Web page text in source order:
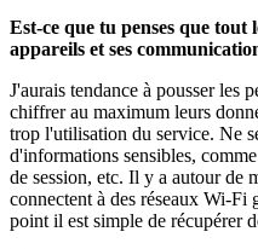
Est-ce que tu penses que
appareils et ses
J'aurais tendance à pousser les
chiffrer au maximum leurs
trop l'utilisation du service. Ne
d'informations sensibles,
de session, etc. Il y a autour de
connectent à des réseaux Wi-Fi
point il est simple de récupérer